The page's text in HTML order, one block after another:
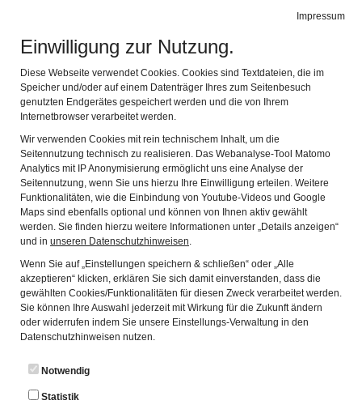
Impressum
Einwilligung zur Nutzung.
Diese Webseite verwendet Cookies. Cookies sind Textdateien, die im
Speicher und/oder auf einem Datenträger Ihres zum Seitenbesuch
genutzten Endgerätes gespeichert werden und die von Ihrem
Internetbrowser verarbeitet werden.
Wir verwenden Cookies mit rein technischem Inhalt, um die
Seitennutzung technisch zu realisieren. Das Webanalyse-Tool Matomo
Analytics mit IP Anonymisierung ermöglicht uns eine Analyse der
Seitennutzung, wenn Sie uns hierzu Ihre Einwilligung erteilen. Weitere
Funktionalitäten, wie die Einbindung von Youtube-Videos und Google
Maps sind ebenfalls optional und können von Ihnen aktiv gewählt
werden. Sie finden hierzu weitere Informationen unter „Details anzeigen“
und in unseren Datenschutzhinweisen.
Wenn Sie auf „Einstellungen speichern & schließen“ oder „Alle
akzeptieren“ klicken, erklären Sie sich damit einverstanden, dass die
gewählten Cookies/Funktionalitäten für diesen Zweck verarbeitet werden.
Sie können Ihre Auswahl jederzeit mit Wirkung für die Zukunft ändern
oder widerrufen indem Sie unsere Einstellungs-Verwaltung in den
Datenschutzhinweisen nutzen.
Notwendig
Statistik
Zurück
Aktuelle Ausstellungen